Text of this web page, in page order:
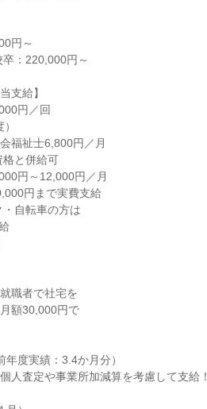
支給】
円／回
福祉士6,800円／月
円～12,000円／月
円まで実費支給
職者で社宅を
額30,000円で
度実績：3.4か月分）
人査定や事業所加減算を考慮して支給！